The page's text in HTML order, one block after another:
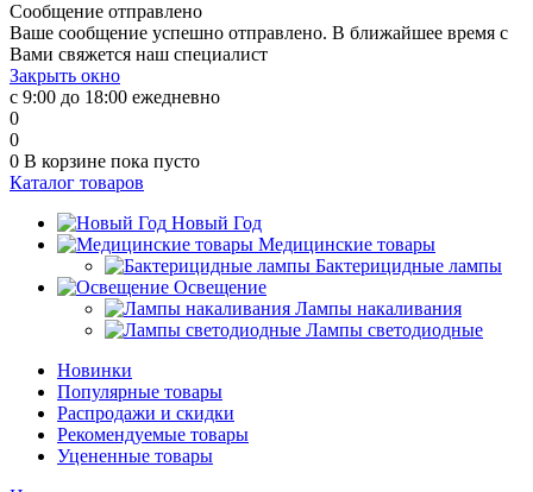
Сообщение отправлено
Ваше сообщение успешно отправлено. В ближайшее время с
Вами свяжется наш специалист
Закрыть окно
с 9:00 до 18:00 ежедневно
0
0
0 В корзине пока пусто
Каталог товаров
Новый Год
Медицинские товары
Бактерицидные лампы
Освещение
Лампы накаливания
Лампы светодиодные
Новинки
Популярные товары
Распродажи и скидки
Рекомендуемые товары
Уцененные товары